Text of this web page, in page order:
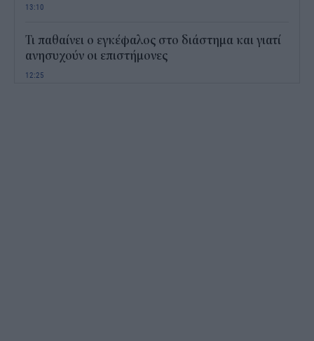
13:10
Τι παθαίνει ο εγκέφαλος στο διάστημα και γιατί
ανησυχούν οι επιστήμονες
12:25